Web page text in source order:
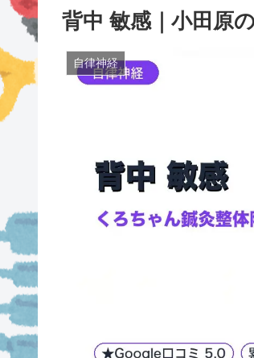
背中 敏感｜小田原
自律神経